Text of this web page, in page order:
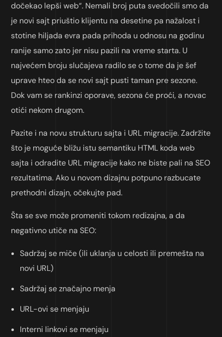
dočekao lepši web“. Nemali broj puta svedočili smo da
je novi sajt priuštio klijentu na desetine pa nažalost i
stotine hiljada evra pada prihoda u odnosu na godinu
ranije samo zato jer nisu pazili na vreme starta. U
najvećem broju slučajeva radilo se o tome da je šef
uprave hteo da se novi sajt pusti taman pre sezone.
Dok vam se rankinzi oporave, sezona će proći, a novac
otići nekom drugom.
Pazite i na novu strukturu sajta i URL migracije. Zadržite
što je moguće bližu istu semantiku HTML koda web
sajta i odradite URL migracije kako ne biste pali na SEO
rezultatima. Ako u novom dizajnu potpuno razbucate
prethodni dizajn, očekujte pad.
Šta se sve može promeniti tokom redizajna, a da
negativno utiče na SEO:
Sadržaj se miče (ili uklanja u celosti ili premešta na
novi URL)
Sadržaj se značajno menja
URL-ovi se menjaju
Interni linkovi se menjaju